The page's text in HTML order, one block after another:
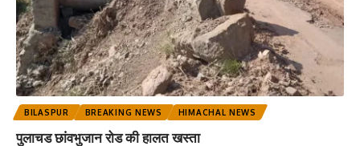
BILASPUR BREAKING NEWS HIMACHAL NEWS
पुलाचड छांवभुजान रोड की हालत खस्ता